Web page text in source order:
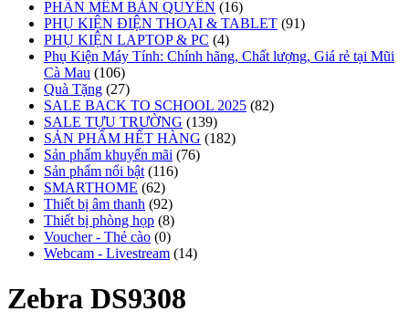
PHẦN MỀM BẢN QUYỀN (16)
PHỤ KIỆN ĐIỆN THOẠI & TABLET (91)
PHỤ KIỆN LAPTOP & PC (4)
Phụ Kiện Máy Tính: Chính hãng, Chất lượng, Giá rẻ tại Mũi
Cà Mau (106)
Quà Tặng (27)
SALE BACK TO SCHOOL 2025 (82)
SALE TỰU TRƯỜNG (139)
SẢN PHẨM HẾT HÀNG (182)
Sản phẩm khuyến mãi (76)
Sản phẩm nổi bật (116)
SMARTHOME (62)
Thiết bị âm thanh (92)
Thiết bị phòng họp (8)
Voucher - Thẻ cào (0)
Webcam - Livestream (14)
Zebra DS9308